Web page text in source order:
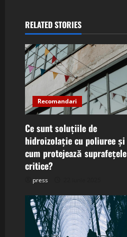
v
i
g
t
i
o
RELATED STORIES
Recomandari
Ce sunt soluțiile de
hidroizolație cu poliuree și
cum protejează suprafețele
critice?
press